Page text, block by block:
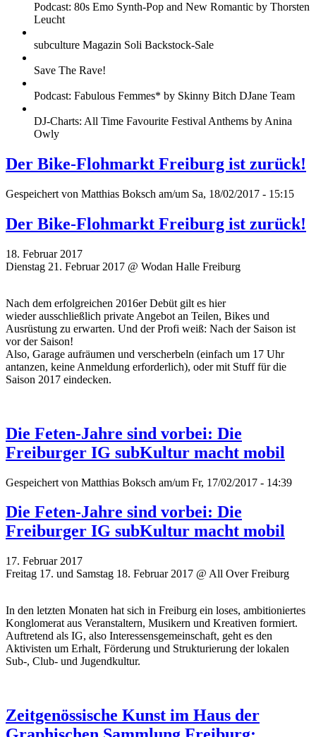
Podcast: 80s Emo Synth-Pop and New Romantic by Thorsten
Leucht
subculture Magazin Soli Backstock-Sale
Save The Rave!
Podcast: Fabulous Femmes* by Skinny Bitch DJane Team
DJ-Charts: All Time Favourite Festival Anthems by Anina
Owly
Der Bike-Flohmarkt Freiburg ist zurück!
Gespeichert von Matthias Boksch am/um Sa, 18/02/2017 - 15:15
Der Bike-Flohmarkt Freiburg ist zurück!
18. Februar 2017
Dienstag 21. Februar 2017 @ Wodan Halle Freiburg
Nach dem erfolgreichen 2016er Debüt gilt es hier
wieder ausschließlich private Angebot an Teilen, Bikes und
Ausrüstung zu erwarten. Und der Profi weiß: Nach der Saison ist
vor der Saison!
Also, Garage aufräumen und verscherbeln (einfach um 17 Uhr
antanzen, keine Anmeldung erforderlich), oder mit Stuff für die
Saison 2017 eindecken.
Die Feten-Jahre sind vorbei: Die
Freiburger IG subKultur macht mobil
Gespeichert von Matthias Boksch am/um Fr, 17/02/2017 - 14:39
Die Feten-Jahre sind vorbei: Die
Freiburger IG subKultur macht mobil
17. Februar 2017
Freitag 17. und Samstag 18. Februar 2017 @ All Over Freiburg
In den letzten Monaten hat sich in Freiburg ein loses, ambitioniertes
Konglomerat aus Veranstaltern, Musikern und Kreativen formiert.
Auftretend als IG, also Interessensgemeinschaft, geht es den
Aktivisten um Erhalt, Förderung und Strukturierung der lokalen
Sub-, Club- und Jugendkultur.
Zeitgenössische Kunst im Haus der